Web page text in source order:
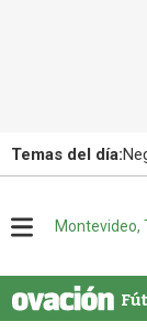
Temas del día:
u
Montevideo,